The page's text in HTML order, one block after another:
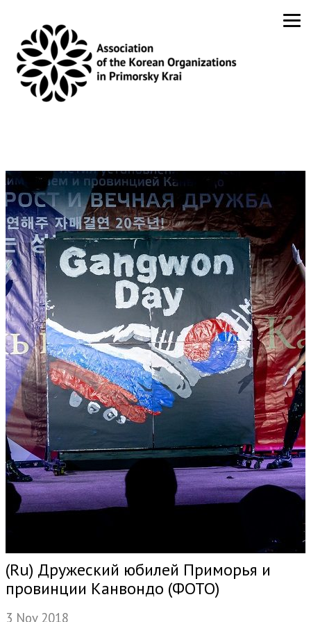
(Ru) Дружеский юбилей Приморья и
провинции Канвондо (ФОТО)
3 Nov 2018